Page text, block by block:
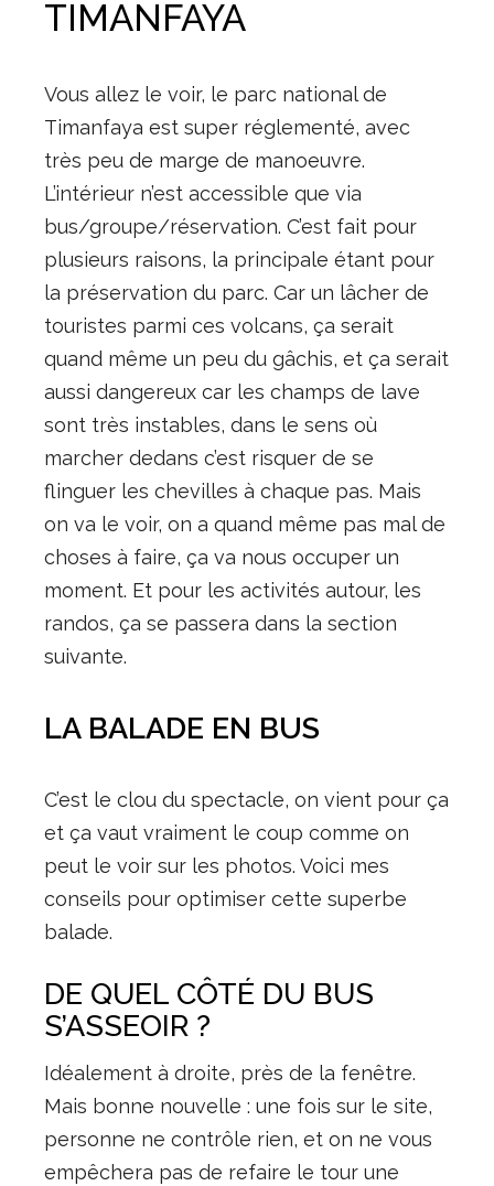
TIMANFAYA
Vous allez le voir, le parc national de
Timanfaya est super réglementé, avec
très peu de marge de manoeuvre.
L’intérieur n’est accessible que via
bus/groupe/réservation. C’est fait pour
plusieurs raisons, la principale étant pour
la préservation du parc. Car un lâcher de
touristes parmi ces volcans, ça serait
quand même un peu du gâchis, et ça serait
aussi dangereux car les champs de lave
sont très instables, dans le sens où
marcher dedans c’est risquer de se
flinguer les chevilles à chaque pas. Mais
on va le voir, on a quand même pas mal de
choses à faire, ça va nous occuper un
moment. Et pour les activités autour, les
randos, ça se passera dans la section
suivante.
LA BALADE EN BUS
C’est le clou du spectacle, on vient pour ça
et ça vaut vraiment le coup comme on
peut le voir sur les photos. Voici mes
conseils pour optimiser cette superbe
balade.
DE QUEL CÔTÉ DU BUS
S’ASSEOIR ?
Idéalement à droite, près de la fenêtre.
Mais bonne nouvelle : une fois sur le site,
personne ne contrôle rien, et on ne vous
empêchera pas de refaire le tour une